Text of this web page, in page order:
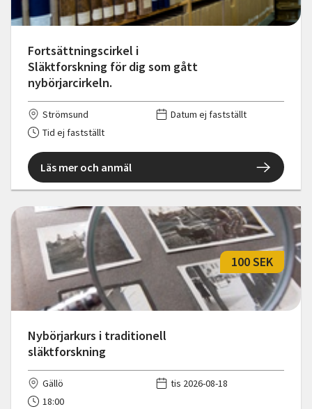
Fortsättningscirkel i
Släktforskning för dig som gått
nybörjarcirkeln.
Strömsund
Datum ej fastställt
Tid ej fastställt
Läs mer och anmäl
Nybörjarkurs i traditionell
släktforskning
100 SEK
Gällö
tis 2026-08-18
18:00